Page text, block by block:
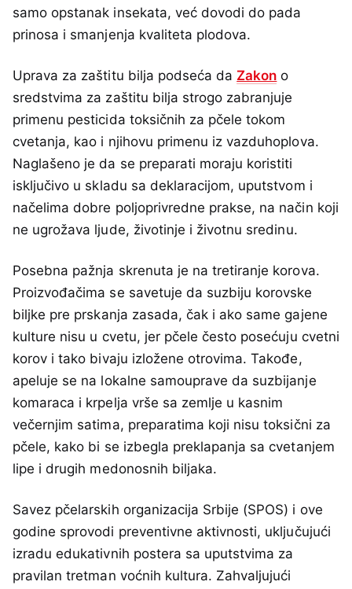
samo opstanak insekata, već dovodi do pada
prinosa i smanjenja kvaliteta plodova.
Uprava za zaštitu bilja podseća da Zakon o
sredstvima za zaštitu bilja strogo zabranjuje
primenu pesticida toksičnih za pčele tokom
cvetanja, kao i njihovu primenu iz vazduhoplova.
Naglašeno je da se preparati moraju koristiti
isključivo u skladu sa deklaracijom, uputstvom i
načelima dobre poljoprivredne prakse, na način koji
ne ugrožava ljude, životinje i životnu sredinu.
Posebna pažnja skrenuta je na tretiranje korova.
Proizvođačima se savetuje da suzbiju korovske
biljke pre prskanja zasada, čak i ako same gajene
kulture nisu u cvetu, jer pčele često posećuju cvetni
korov i tako bivaju izložene otrovima. Takođe,
apeluje se na lokalne samouprave da suzbijanje
komaraca i krpelja vrše sa zemlje u kasnim
večernjim satima, preparatima koji nisu toksični za
pčele, kako bi se izbegla preklapanja sa cvetanjem
lipe i drugih medonosnih biljaka.
Savez pčelarskih organizacija Srbije (SPOS) i ove
godine sprovodi preventivne aktivnosti, uključujući
izradu edukativnih postera sa uputstvima za
pravilan tretman voćnih kultura. Zahvaljujući